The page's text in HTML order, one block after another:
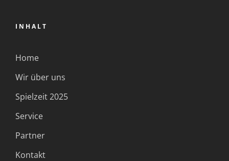
INHALT
Home
Wir über uns
Spielzeit 2025
Service
Partner
Kontakt